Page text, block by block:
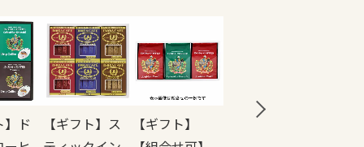
】ド
【ギフト】ス
【ギフト】
【ギフト】